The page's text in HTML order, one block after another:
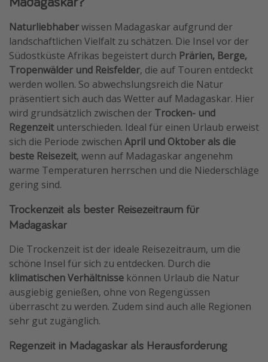
Hotels in Hamburg
Hotels in Amsterdam
Hotels am Achensee
Weitere Themen
Reise Journal
Familienurlaub in der Türkei
Rundreisen in Thailand
Bahnreisen in der Schweiz
Reisepassfreie Reiseziele
Travel Know How
Silvesterreisen
Last Minute Urlaub Deutschland
Naturliebhaberwissen Madagaskar aufgrund der
landschaftlichen Vielfalt zu schätzen. Die Insel vor der
Südostküste Afrikas begeistert durch Prärien, Berge,
Tropenwälder und Reisfelder, die auf Touren entdeckt
werden wollen. So abwechslungsreich die Natur
präsentiert sich auch das Wetter auf Madagaskar. Hier
wird grundsätzlich zwischen der Trocken- und
Regenzeitunterschieden. Ideal für einen Urlaub erweist
sich die Periode zwischen April und Oktober als die
beste Reisezeit, wenn auf Madagaskar angenehm
warme Temperaturen herrschen und die Niederschläge
gering sind.
Trockenzeit als bester Reisezeitraum für
Madagaskar
Die Trockenzeit ist der ideale Reisezeitraum, um die
schöne Insel für sich zu entdecken. Durch die
klimatischen Verhältnisse können Urlaub die Natur
ausgiebig genießen, ohne von Regengüssen
überrascht zu werden. Zudem sind auch alle Regionen
sehr gut zugänglich.
Regenzeit in Madagaskar als Herausforderung